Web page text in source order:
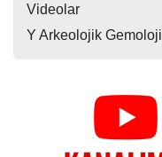
Videolar
Y Arkeolojik Gemoloji